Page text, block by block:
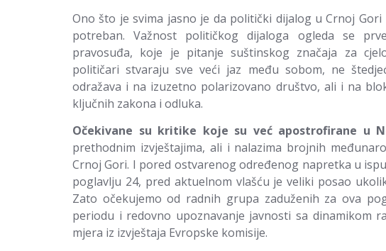
Ono što je svima jasno je da politički dijalog u Crnoj
potreban. Važnost političkog dijaloga ogleda se
pravosuđa, koje je pitanje suštinskog značaja za
političari stvaraju sve veći jaz među sobom, ne
odražava i na izuzetno polarizovano društvo, ali i na
ključnih zakona i odluka.
Očekivane su kritike koje su već apostrofirane u
prethodnim izvještajima, ali i nalazima brojnih
Crnoj Gori. I pored ostvarenog određenog napretka u
poglavlju 24, pred aktuelnom vlašću je veliki posao
Zato očekujemo od radnih grupa zaduženih za ova
periodu i redovno upoznavanje javnosti sa dinamikom
mjera iz izvještaja Evropske komisije.